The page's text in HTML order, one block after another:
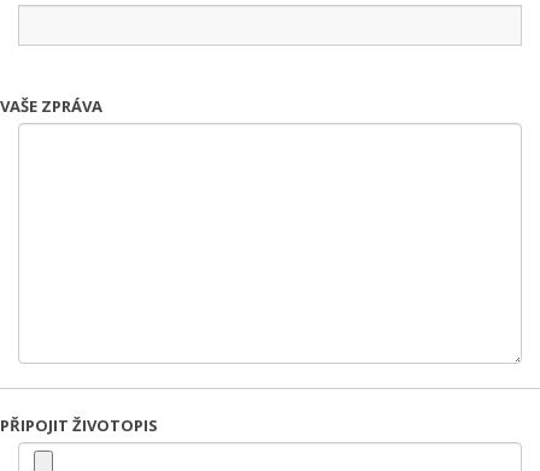
VAŠE ZPRÁVA
PŘIPOJIT ŽIVOTOPIS